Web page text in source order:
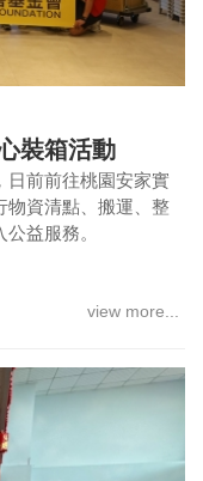
裝箱活動
日前前往桃園安家實
物資清點、搬運、整
益服務。
view more...